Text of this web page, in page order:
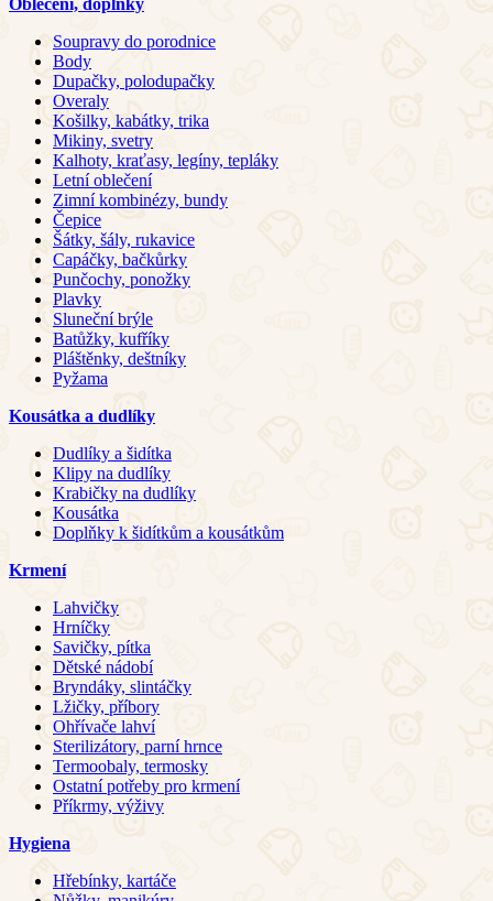
Soupravy do porodnice
Body
Dupačky, polodupačky
Overaly
Košilky, kabátky, trika
Mikiny, svetry
Kalhoty, kraťasy, legíny, tepláky
Letní oblečení
Zimní kombinézy, bundy
Čepice
Šátky, šály, rukavice
Capáčky, bačkůrky
Punčochy, ponožky
Plavky
Sluneční brýle
Batůžky, kufříky
Pláštěnky, deštníky
Pyžama
Kousátka a dudlíky
Dudlíky a šidítka
Klipy na dudlíky
Krabičky na dudlíky
Kousátka
Doplňky k šidítkům a kousátkům
Krmení
Lahvičky
Hrníčky
Savičky, pítka
Dětské nádobí
Bryndáky, slintáčky
Lžičky, příbory
Ohřívače lahví
Sterilizátory, parní hrnce
Termoobaly, termosky
Ostatní potřeby pro krmení
Příkrmy, výživy
Hygiena
Hřebínky, kartáče